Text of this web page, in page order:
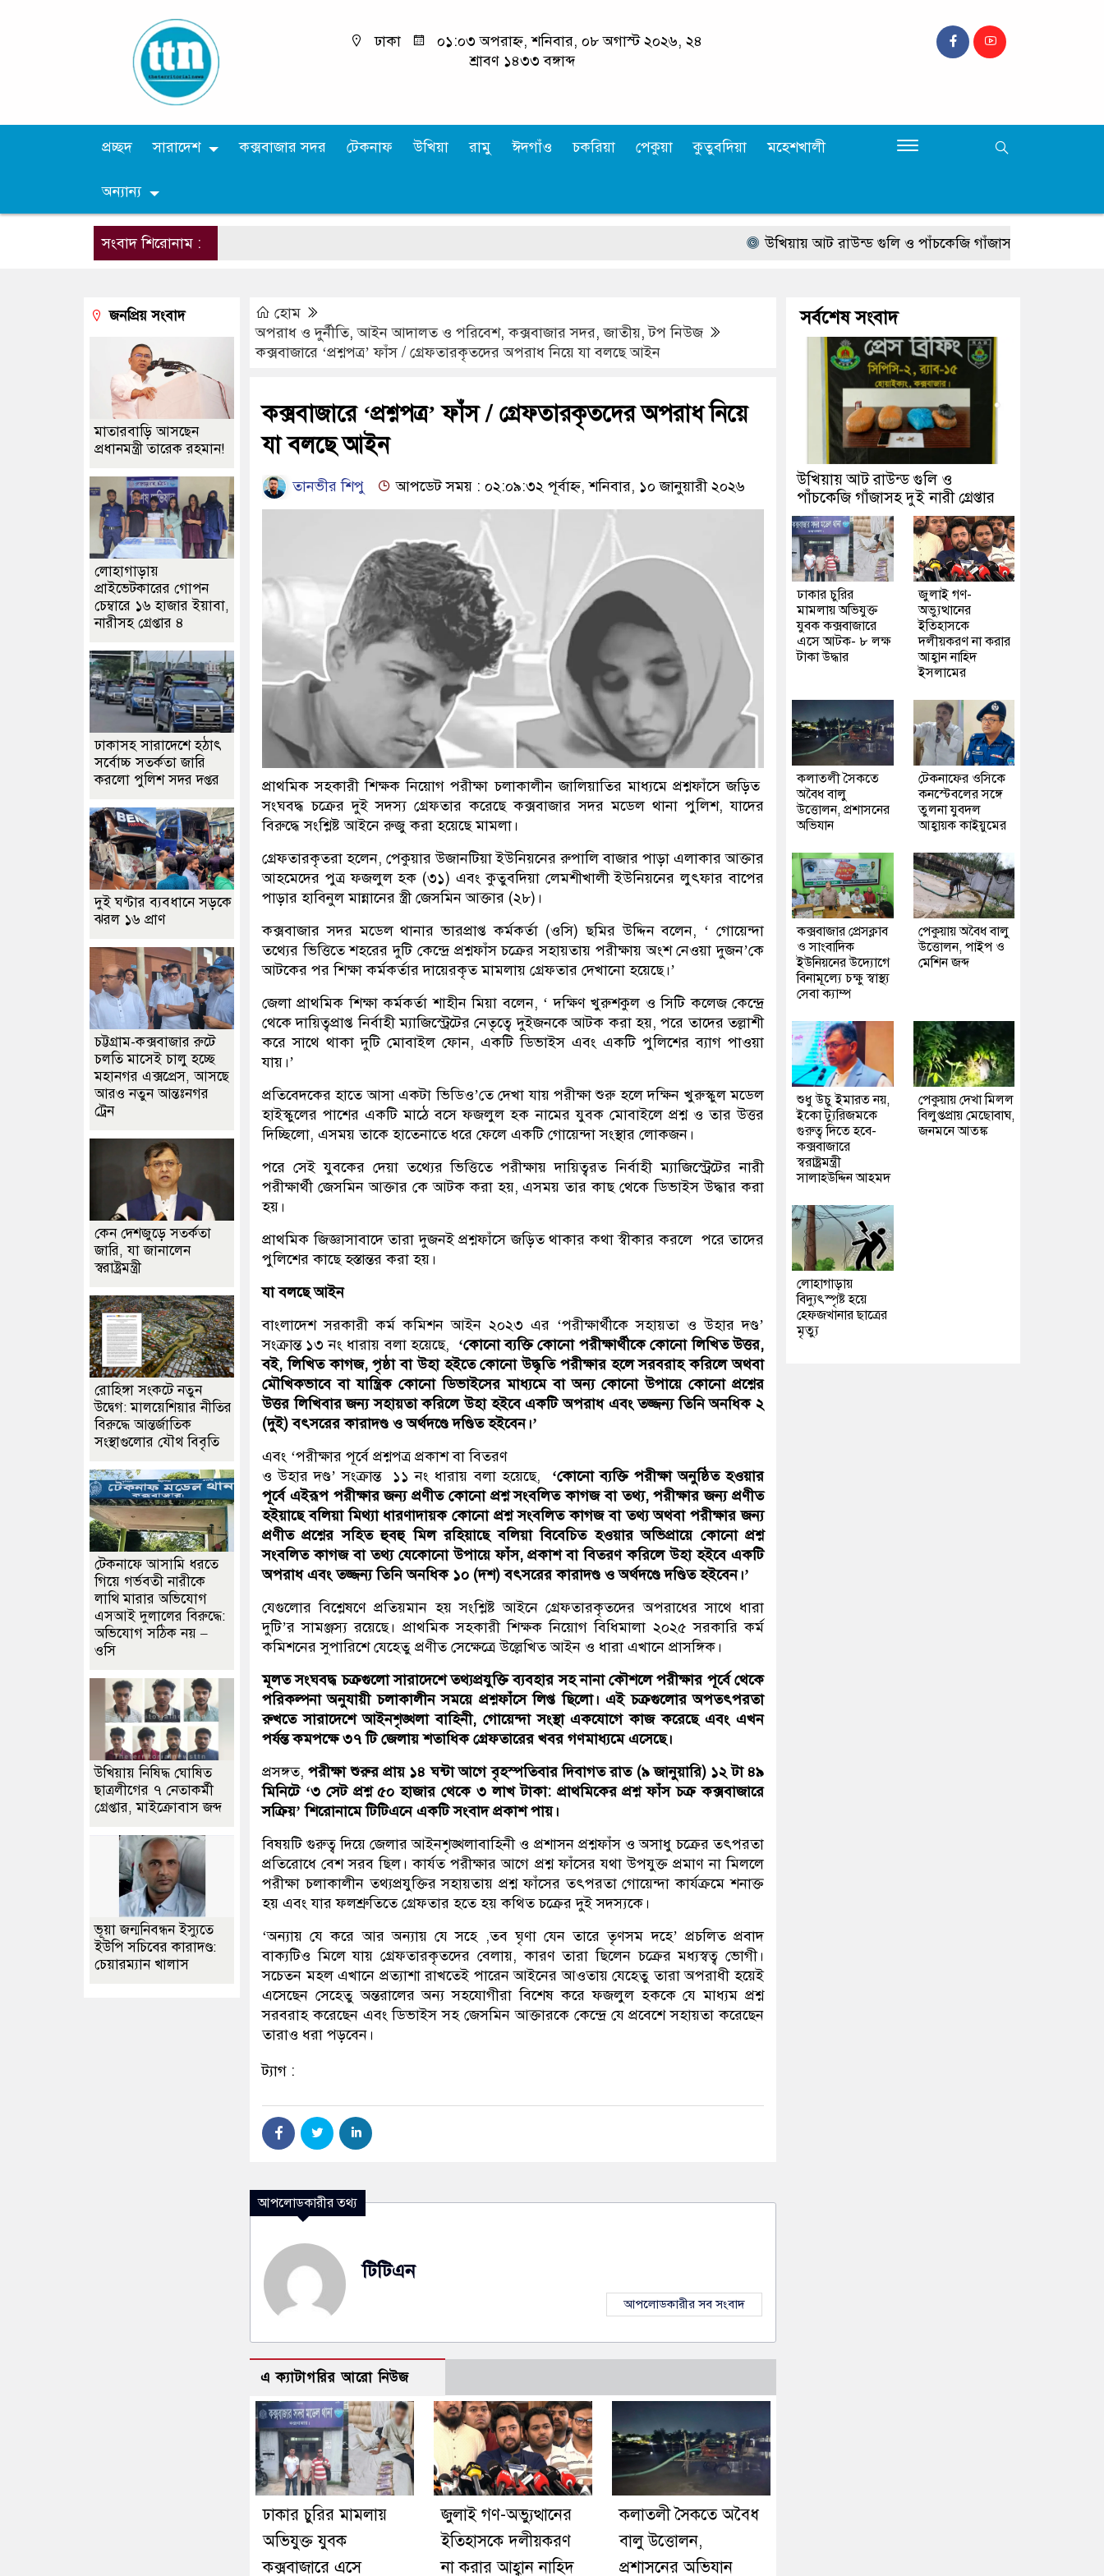
ঢাকা
০১:০৩ অপরাহ্ন, শনিবার, ০৮ অগাস্ট ২০২৬, ২৪
শ্রাবণ ১৪৩৩ বঙ্গাব্দ
প্রচ্ছদ সারাদেশ কক্সবাজার সদর টেকনাফ উখিয়া রামু ঈদগাঁও চকরিয়া পেকুয়া কুতুবদিয়া মহেশখালী
অন্যান্য
সংবাদ শিরোনাম : উখিয়ায় আট রাউন্ড গুলি ও পাঁচকেজি গাঁজাসহ দুই নারী গ্রেপ্তার
হোম
অপরাধ ও দুর্নীতি,আইন আদালত ও পরিবেশ,কক্সবাজার সদর,জাতীয়,টপ নিউজ
কক্সবাজারে ‘প্রশ্নপত্র’ ফাঁস / গ্রেফতারকৃতদের অপরাধ নিয়ে যা বলছে আইন
কক্সবাজারে ‘প্রশ্নপত্র’ ফাঁস / গ্রেফতারকৃতদের অপরাধ নিয়ে
যা বলছে আইন
তানভীর শিপু আপডেট সময় : ০২:০৯:৩২ পূর্বাহ্ন, শনিবার, ১০ জানুয়ারী ২০২৬
প্রাথমিক সহকারী শিক্ষক নিয়োগ পরীক্ষা চলাকালীন জালিয়াতির মাধ্যমে প্রশ্নফাঁসে জড়িত
সংঘবদ্ধ চক্রের দুই সদস্য গ্রেফতার করেছে কক্সবাজার সদর মডেল থানা পুলিশ, যাদের
বিরুদ্ধে সংশ্লিষ্ট আইনে রুজু করা হয়েছে মামলা।
গ্রেফতারকৃতরা হলেন, পেকুয়ার উজানটিয়া ইউনিয়নের রুপালি বাজার পাড়া এলাকার আক্তার
আহমেদের পুত্র ফজলুল হক (৩১) এবং কুতুবদিয়া লেমশীখালী ইউনিয়নের লুৎফার বাপের
পাড়ার হাবিনুল মান্নানের স্ত্রী জেসমিন আক্তার (২৮)।
কক্সবাজার সদর মডেল থানার ভারপ্রাপ্ত কর্মকর্তা (ওসি) ছমির উদ্দিন বলেন, ‘ গোয়েন্দা
তথ্যের ভিত্তিতে শহরের দুটি কেন্দ্রে প্রশ্নফাঁস চক্রের সহায়তায় পরীক্ষায় অংশ নেওয়া দুজন’কে
আটকের পর শিক্ষা কর্মকর্তার দায়েরকৃত মামলায় গ্রেফতার দেখানো হয়েছে।’
জেলা প্রাথমিক শিক্ষা কর্মকর্তা শাহীন মিয়া বলেন, ‘ দক্ষিণ খুরুশকুল ও সিটি কলেজ কেন্দ্রে
থেকে দায়িত্বপ্রাপ্ত নির্বাহী ম্যাজিস্ট্রেটের নেতৃত্বে দুইজনকে আটক করা হয়, পরে তাদের তল্লাশী
করে সাথে থাকা দুটি মোবাইল ফোন, একটি ডিভাইস এবং একটি পুলিশের ব্যাগ পাওয়া
যায়।’
প্রতিবেদকের হাতে আসা একটা ভিডিও’তে দেখা যায় পরীক্ষা শুরু হলে দক্ষিন খুরুস্কুল মডেল
হাইস্কুলের পাশের একটি মাঠে বসে ফজলুল হক নামের যুবক মোবাইলে প্রশ্ন ও তার উত্তর
দিচ্ছিলো, এসময় তাকে হাতেনাতে ধরে ফেলে একটি গোয়েন্দা সংস্থার লোকজন।
পরে সেই যুবকের দেয়া তথ্যের ভিত্তিতে পরীক্ষায় দায়িত্বরত নির্বাহী ম্যাজিস্ট্রেটের নারী
পরীক্ষার্থী জেসমিন আক্তার কে আটক করা হয়, এসময় তার কাছ থেকে ডিভাইস উদ্ধার করা
হয়।
প্রাথমিক জিজ্ঞাসাবাদে তারা দুজনই প্রশ্নফাঁসে জড়িত থাকার কথা স্বীকার করলে পরে তাদের
পুলিশের কাছে হস্তান্তর করা হয়।
যা বলছে আইন
বাংলাদেশ সরকারী কর্ম কমিশন আইন ২০২৩ এর ‘পরীক্ষার্থীকে সহায়তা ও উহার দণ্ড’
সংক্রান্ত ১৩ নং ধারায় বলা হয়েছে, ‘কোনো ব্যক্তি কোনো পরীক্ষার্থীকে কোনো লিখিত উত্তর,
বই, লিখিত কাগজ, পৃষ্ঠা বা উহা হইতে কোনো উদ্ধৃতি পরীক্ষার হলে সরবরাহ করিলে অথবা
মৌখিকভাবে বা যান্ত্রিক কোনো ডিভাইসের মাধ্যমে বা অন্য কোনো উপায়ে কোনো প্রশ্নের
উত্তর লিখিবার জন্য সহায়তা করিলে উহা হইবে একটি অপরাধ এবং তজ্জন্য তিনি অনধিক ২
(দুই) বৎসরের কারাদণ্ড ও অর্থদণ্ডে দণ্ডিত হইবেন।’
এবং ‘পরীক্ষার পূর্বে প্রশ্নপত্র প্রকাশ বা বিতরণ
ও উহার দণ্ড’ সংক্রান্ত ১১ নং ধারায় বলা হয়েছে, ‘কোনো ব্যক্তি পরীক্ষা অনুষ্ঠিত হওয়ার
পূর্বে এইরূপ পরীক্ষার জন্য প্রণীত কোনো প্রশ্ন সংবলিত কাগজ বা তথ্য, পরীক্ষার জন্য প্রণীত
হইয়াছে বলিয়া মিথ্যা ধারণাদায়ক কোনো প্রশ্ন সংবলিত কাগজ বা তথ্য অথবা পরীক্ষার জন্য
প্রণীত প্রশ্নের সহিত হুবহু মিল রহিয়াছে বলিয়া বিবেচিত হওয়ার অভিপ্রায়ে কোনো প্রশ্ন
সংবলিত কাগজ বা তথ্য যেকোনো উপায়ে ফাঁস, প্রকাশ বা বিতরণ করিলে উহা হইবে একটি
অপরাধ এবং তজ্জন্য তিনি অনধিক ১০ (দশ) বৎসরের কারাদণ্ড ও অর্থদণ্ডে দণ্ডিত হইবেন।’
যেগুলোর বিশ্লেষণে প্রতিয়মান হয় সংশ্লিষ্ট আইনে গ্রেফতারকৃতদের অপরাধের সাথে ধারা
দুটি’র সামঞ্জস্য রয়েছে। প্রাথমিক সহকারী শিক্ষক নিয়োগ বিধিমালা ২০২৫ সরকারি কর্ম
কমিশনের সুপারিশে যেহেতু প্রণীত সেক্ষেত্রে উল্লেখিত আইন ও ধারা এখানে প্রাসঙ্গিক।
মূলত সংঘবদ্ধ চক্রগুলো সারাদেশে তথ্যপ্রযুক্তি ব্যবহার সহ নানা কৌশলে পরীক্ষার পূর্বে থেকে
পরিকল্পনা অনুযায়ী চলাকালীন সময়ে প্রশ্নফাঁসে লিপ্ত ছিলো। এই চক্রগুলোর অপতৎপরতা
রুখতে সারাদেশে আইনশৃঙ্খলা বাহিনী, গোয়েন্দা সংস্থা একযোগে কাজ করেছে এবং এখন
পর্যন্ত কমপক্ষে ৩৭ টি জেলায় শতাধিক গ্রেফতারের খবর গণমাধ্যমে এসেছে।
প্রসঙ্গত,পরীক্ষা শুরুর প্রায় ১৪ ঘন্টা আগে বৃহস্পতিবার দিবাগত রাত (৯ জানুয়ারি) ১২ টা ৪৯
মিনিটে ‘৩ সেট প্রশ্ন ৫০ হাজার থেকে ৩ লাখ টাকা: প্রাথমিকের প্রশ্ন ফাঁস চক্র কক্সবাজারে
সক্রিয়’ শিরোনামে টিটিএনে একটি সংবাদ প্রকাশ পায়।
বিষয়টি গুরুত্ব দিয়ে জেলার আইনশৃঙ্খলাবাহিনী ও প্রশাসন প্রশ্নফাঁস ও অসাধু চক্রের তৎপরতা
প্রতিরোধে বেশ সরব ছিল। কার্যত পরীক্ষার আগে প্রশ্ন ফাঁসের যথা উপযুক্ত প্রমাণ না মিললে
পরীক্ষা চলাকালীন তথ্যপ্রযুক্তির সহায়তায় প্রশ্ন ফাঁসের তৎপরতা গোয়েন্দা কার্যক্রমে শনাক্ত
হয় এবং যার ফলশ্রুতিতে গ্রেফতার হতে হয় কথিত চক্রের দুই সদস্যকে।
‘অন্যায় যে করে আর অন্যায় যে সহে ,তব ঘৃণা যেন তারে তৃণসম দহে’ প্রচলিত প্রবাদ
বাক্যটিও মিলে যায় গ্রেফতারকৃতদের বেলায়, কারণ তারা ছিলেন চক্রের মধ্যস্বত্ব ভোগী।
সচেতন মহল এখানে প্রত্যাশা রাখতেই পারেন আইনের আওতায় যেহেতু তারা অপরাধী হয়েই
এসেছেন সেহেতু অন্তরালের অন্য সহযোগীরা বিশেষ করে ফজলুল হককে যে মাধ্যম প্রশ্ন
সরবরাহ করেছেন এবং ডিভাইস সহ জেসমিন আক্তারকে কেন্দ্রে যে প্রবেশে সহায়তা করেছেন
তারাও ধরা পড়বেন।
ট্যাগ :
আপলোডকারীর তথ্য
টিটিএন
আপলোডকারীর সব সংবাদ
এ ক্যাটাগরির আরো নিউজ
ঢাকার চুরির মামলায়
অভিযুক্ত যুবক
কক্সবাজারে এসে
জুলাই গণ-অভ্যুত্থানের
ইতিহাসকে দলীয়করণ
না করার আহ্বান নাহিদ
কলাতলী সৈকতে অবৈধ
বালু উত্তোলন,
প্রশাসনের অভিযান
জনপ্রিয় সংবাদ
মাতারবাড়ি আসছেন
প্রধানমন্ত্রী তারেক রহমান!
লোহাগাড়ায়
প্রাইভেটকারের গোপন
চেম্বারে ১৬ হাজার ইয়াবা,
নারীসহ গ্রেপ্তার ৪
ঢাকাসহ সারাদেশে হঠাৎ
সর্বোচ্চ সতর্কতা জা‌রি
করলো পুলিশ সদর দপ্তর
দুই ঘণ্টার ব্যবধানে সড়কে
ঝরল ১৬ প্রাণ
চট্টগ্রাম-কক্সবাজার রুটে
চলতি মাসেই চালু হচ্ছে
মহানগর এক্সপ্রেস, আসছে
আরও নতুন আন্তঃনগর
ট্রেন
কেন দেশজুড়ে সতর্কতা
জারি, যা জানালেন
স্বরাষ্ট্রমন্ত্রী
রোহিঙ্গা সংকটে নতুন
উদ্বেগ: মালয়েশিয়ার নীতির
বিরুদ্ধে আন্তর্জাতিক
সংস্থাগুলোর যৌথ বিবৃতি
টেকনাফে আসামি ধরতে
গিয়ে গর্ভবতী নারীকে
লাথি মারার অভিযোগ
এসআই দুলালের বিরুদ্ধে:
অভিযোগ সঠিক নয় –
ওসি
উখিয়ায় নিষিদ্ধ ঘোষিত
ছাত্রলীগের ৭ নেতাকর্মী
গ্রেপ্তার, মাইক্রোবাস জব্দ
ভূয়া জন্মনিবন্ধন ইস্যুতে
ইউপি সচিবের কারাদণ্ড:
চেয়ারম্যান খালাস
সর্বশেষ সংবাদ
উখিয়ায় আট রাউন্ড গুলি ও
পাঁচকেজি গাঁজাসহ দুই নারী গ্রেপ্তার
ঢাকার চুরির
মামলায় অভিযুক্ত
যুবক কক্সবাজারে
এসে আটক- ৮ লক্ষ
টাকা উদ্ধার
জুলাই গণ-
অভ্যুত্থানের
ইতিহাসকে
দলীয়করণ না করার
আহ্বান নাহিদ
ইসলামের
কলাতলী সৈকতে
অবৈধ বালু
উত্তোলন, প্রশাসনের
অভিযান
টেকনাফের ওসিকে
কনস্টেবলের সঙ্গে
তুলনা যুবদল
আহ্বায়ক কাইয়ুমের
কক্সবাজার প্রেসক্লাব
ও সাংবাদিক
ইউনিয়নের উদ্যোগে
বিনামূল্যে চক্ষু স্বাস্থ্য
সেবা ক্যাম্প
পেকুয়ায় অবৈধ বালু
উত্তোলন, পাইপ ও
মেশিন জব্দ
শুধু উচু ইমারত নয়,
ইকো ট্যুরিজমকে
গুরুত্ব দিতে হবে-
কক্সবাজারে
স্বরাষ্ট্রমন্ত্রী
সালাহউদ্দিন আহমদ
পেকুয়ায় দেখা মিলল
বিলুপ্তপ্রায় মেছোবাঘ,
জনমনে আতঙ্ক
লোহাগাড়ায়
বিদ্যুৎস্পৃষ্ট হয়ে
হেফজখানার ছাত্রের
মৃত্যু